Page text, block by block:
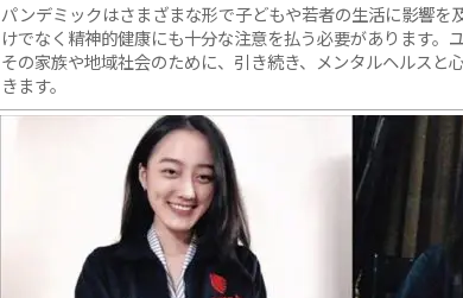
パンデミックはさまざまな形で子どもや若者の生活に影響を
けでなく精神的健康にも十分な注意を払う必要があります。
その家族や地域社会のために、引き続き、メンタルヘルスと
きます。